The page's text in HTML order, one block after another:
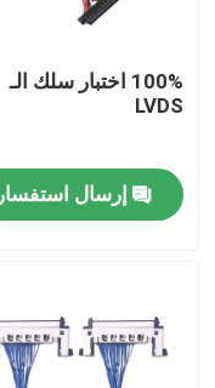
منزل
حول بنا
100% اختبار سلك الـ
LVDS
إرسال استفسار